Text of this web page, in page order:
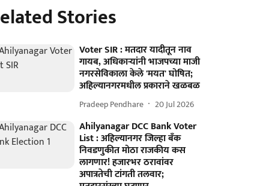
Stories
Voter SIR : मतदार यादीतून नाव
गायब, अधिकाऱ्यांनी भाजपच्या माजी
नगरसेविकाला केले 'मयत' घोषित;
अहिल्यानगरमधील प्रकाराने खळबळ
Pradeep Pendhare 20 Jul 2026
Ahilyanagar DCC Bank Voter
List : अहिल्यानगर जिल्हा बँक
निवडणुकीत मोठा राजकीय कस
लागणार! हजारभर ठरावांवर
अपात्रतेची टांगती तलवार;